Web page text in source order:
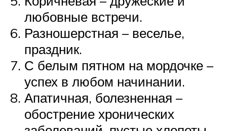
любовные встречи.
Разношерстная – веселье,
праздник.
С белым пятном на мордочке –
успех в любом начинании.
Апатичная, болезненная –
обострение хронических